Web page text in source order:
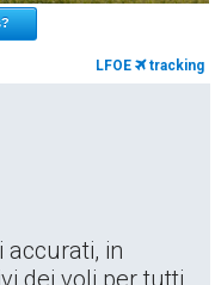
LFOE tracking
accurati, in
dei voli per tutti